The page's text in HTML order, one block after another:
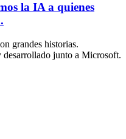
la IA a quienes
grandes historias.
junto a Microsoft.